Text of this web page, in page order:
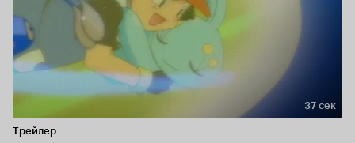
Длительность 37 сек
37 сек
Трейлер